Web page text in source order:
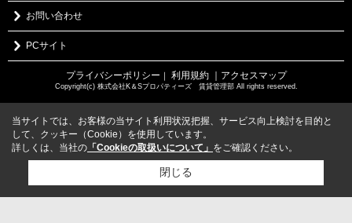
お問い合わせ
PCサイト
プライバシーポリシー ｜ 利用規約 ｜アクセスマップ
Copyright(c) 株式会社K＆Sプロパティーズ 賃貸管理部 All rights reserved.
当サイトでは、お客様の当サイト利用状況把握、サービス向上検討を目的と
して、クッキー（Cookie）を使用しています。
詳しくは、当社の 「Cookieの取扱いについて」 をご確認ください。
閉じる